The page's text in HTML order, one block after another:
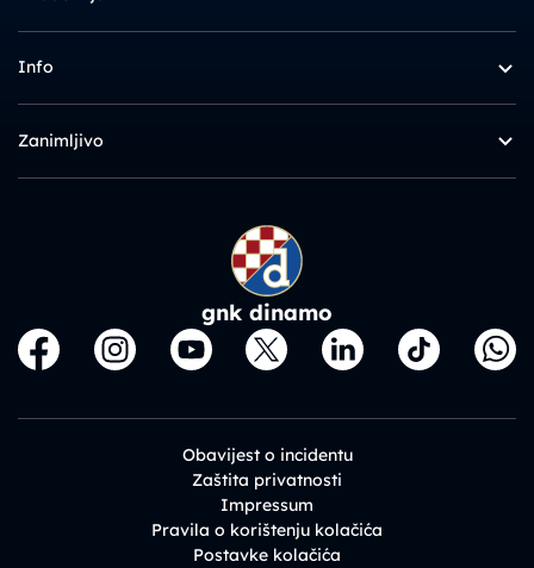
Info
Zanimljivo
gnk dinamo
Obavijest o incidentu
Zaštita privatnosti
Impressum
Pravila o korištenju kolačića
Postavke kolačića